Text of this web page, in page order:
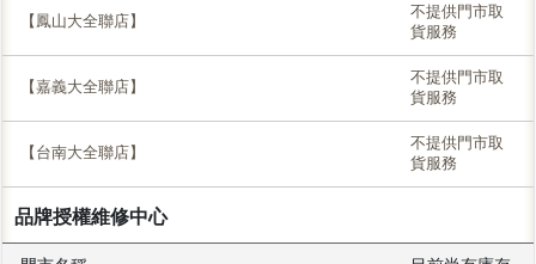
【鳳山大全聯店】
不提供門市取
貨服務
【嘉義大全聯店】
不提供門市取
貨服務
【台南大全聯店】
不提供門市取
貨服務
品牌授權維修中心